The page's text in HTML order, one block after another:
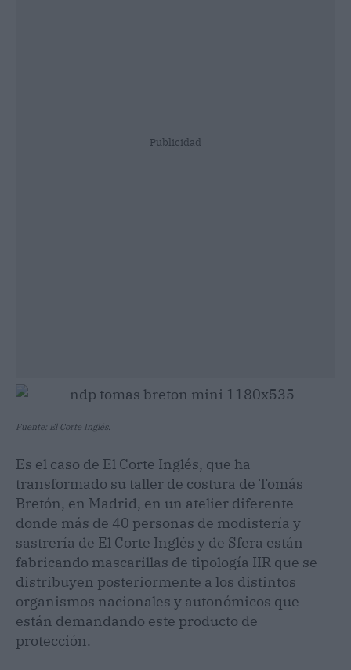
Publicidad
Fuente: El Corte Inglés.
Es el caso de El Corte Inglés, que ha
transformado su taller de costura de Tomás
Bretón, en Madrid, en un atelier diferente
donde más de 40 personas de modistería y
sastrería de El Corte Inglés y de Sfera están
fabricando mascarillas de tipología IIR que se
distribuyen posteriormente a los distintos
organismos nacionales y autonómicos que
están demandando este producto de
protección.